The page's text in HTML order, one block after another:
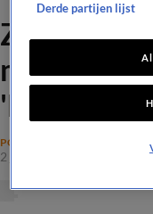
Zo
maanden
'Het is een
POLITIEK
2 juli 2026, 18:50
Derde partijen lijst